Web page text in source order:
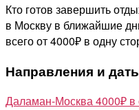
Кто готов завершить
в Москву в ближайшие
всего от 4000₽ в одну
Направления и
Даламан-Москва 4000₽ в